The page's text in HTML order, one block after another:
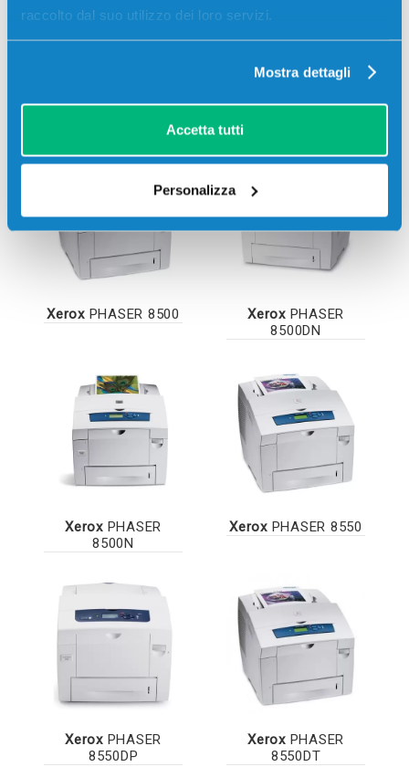
raccolto dal suo utilizzo dei loro servizi.
Mostra dettagli
Accetta tutti
Personalizza
8880
XeroxPHASER 8500 XeroxPHASER
8500DN
XeroxPHASER
8500N
XeroxPHASER 8550
XeroxPHASER
8550DP
XeroxPHASER
8550DT